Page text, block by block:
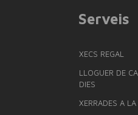
Serveis
XECS REGAL
LLOGUER DE
DIES
XERRADES A LA